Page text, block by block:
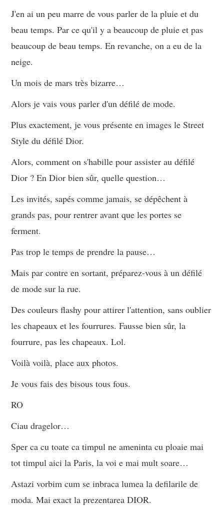
J'en ai un peu marre de vous parler de la pluie et du
beau temps. Par ce qu'il y a beaucoup de pluie et pas
beaucoup de beau temps. En revanche, on a eu de la
neige.
Un mois de mars très bizarre…
Alors je vais vous parler d'un défilé de mode.
Plus exactement, je vous présente en images le Street
Style du défilé Dior.
Alors, comment on s'habille pour assister au défilé
Dior ? En Dior bien sûr, quelle question…
Les invités, sapés comme jamais, se dépêchent à
grands pas, pour rentrer avant que les portes se
ferment.
Pas trop le temps de prendre la pause…
Mais par contre en sortant, préparez-vous à un défilé
de mode sur la rue.
Des couleurs flashy pour attirer l'attention, sans oublier
les chapeaux et les fourrures. Fausse bien sûr, la
fourrure, pas les chapeaux. Lol.
Voilà voilà, place aux photos.
Je vous fais des bisous tous fous.
RO
Ciau dragelor…
Sper ca cu toate ca timpul ne ameninta cu ploaie mai
tot timpul aici la Paris, la voi e mai mult soare…
Astazi vorbim cum se inbraca lumea la defilarile de
moda. Mai exact la prezentarea DIOR.